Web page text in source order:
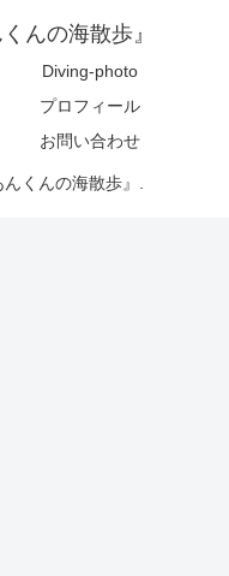
んの海散歩』
Diving-photo
プロフィール
お問い合わせ
くんの海散歩』.